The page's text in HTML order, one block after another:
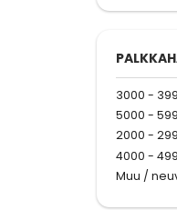
3000 -
5000 -
2000 -
4000 -
Muu /